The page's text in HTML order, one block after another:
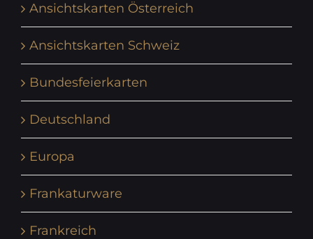
Ansichtskarten Österreich
Ansichtskarten Schweiz
Bundesfeierkarten
Deutschland
Europa
Frankaturware
Frankreich